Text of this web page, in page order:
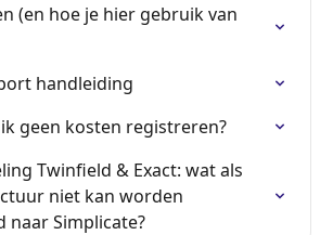
(en hoe je hier gebruik van
handleiding
geen kosten registreren?
Twinfield & Exact: wat als
niet kan worden
naar Simplicate?